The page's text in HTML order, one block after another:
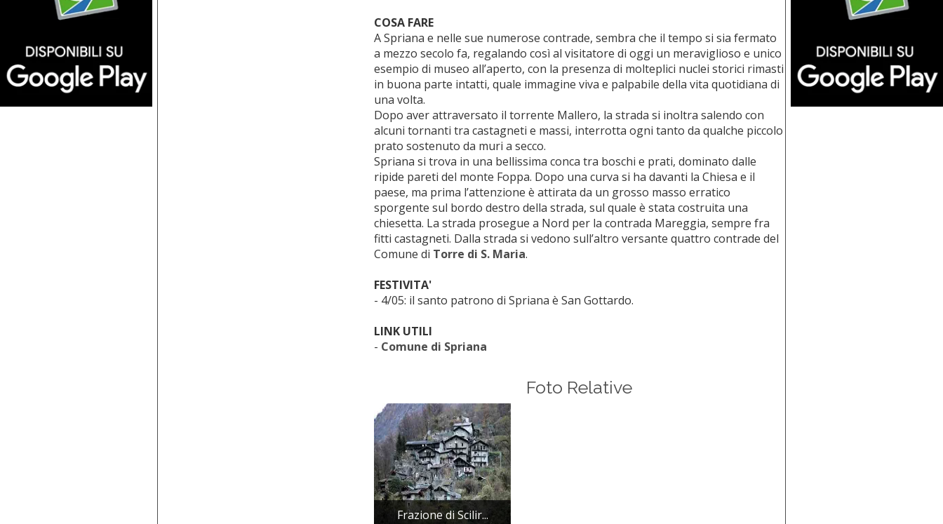
COSA FARE
A Spriana e nelle sue numerose contrade, sembra che il tempo si sia fermato
a mezzo secolo fa, regalando così al visitatore di oggi un meraviglioso e unico
esempio di museo all’aperto, con la presenza di molteplici nuclei storici rimasti
in buona parte intatti, quale immagine viva e palpabile della vita quotidiana di
una volta.
Dopo aver attraversato il torrente Mallero, la strada si inoltra salendo con
alcuni tornanti tra castagneti e massi, interrotta ogni tanto da qualche piccolo
prato sostenuto da muri a secco.
Spriana si trova in una bellissima conca tra boschi e prati, dominato dalle
ripide pareti del monte Foppa. Dopo una curva si ha davanti la Chiesa e il
paese, ma prima l’attenzione è attirata da un grosso masso erratico
sporgente sul bordo destro della strada, sul quale è stata costruita una
chiesetta. La strada prosegue a Nord per la contrada Mareggia, sempre fra
fitti castagneti. Dalla strada si vedono sull’altro versante quattro contrade del
Comune di Torre di S. Maria.
FESTIVITA'
- 4/05: il santo patrono di Spriana è San Gottardo.
LINK UTILI
- Comune di Spriana
Foto Relative
Frazione di Scilir...